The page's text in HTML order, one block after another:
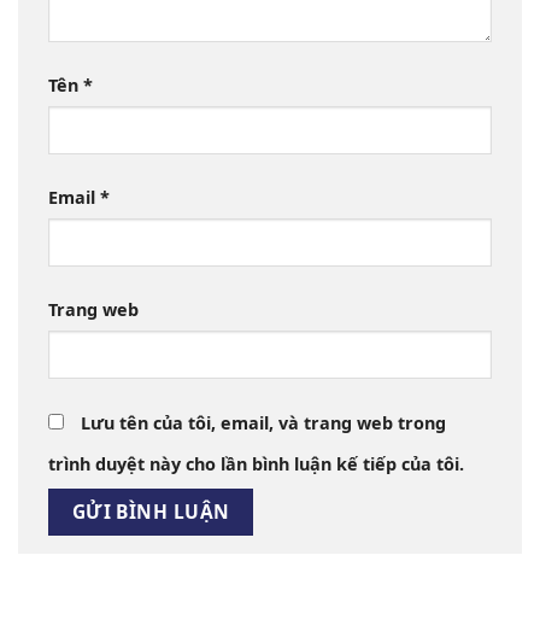
Tên *
Email *
Trang web
Lưu tên của tôi, email, và trang web trong
trình duyệt này cho lần bình luận kế tiếp của tôi.